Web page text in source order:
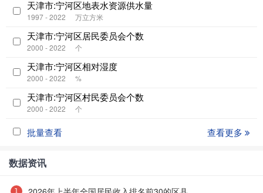
天津市:宁河区地表水资源供水量
1997 - 2022 万立方米
天津市:宁河区居民委员会个数
2000 - 2022 个
天津市:宁河区相对湿度
2000 - 2022 %
天津市:宁河区村民委员会个数
2000 - 2022 个
批量查看 查看更多
数据资讯